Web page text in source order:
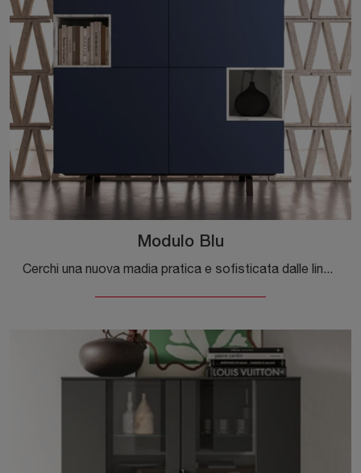
Modulo Blu
Cerchi una nuova madia pratica e sofisticata dalle linee moderne? Ecco a te il modello Modulo Blu di Orme, realizzato in laccato opaco.